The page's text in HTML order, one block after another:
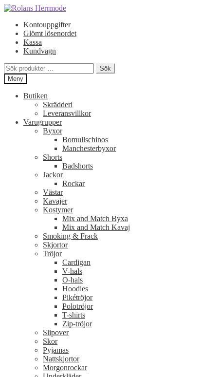
Hoppa
navigering
Hoppa
innehållKontouppgifter
Glömt lösenordet
Kassa
Kundvagn
Sök
efter:
Sök
Meny
Butiken
Skrädderi
Leveransvillkor
Varugrupper
Byxor
Bomullschinos
Manchesterbyxor
Shorts
Badshorts
Jackor
Rockar
Västar
Kavajer
Kostymer
Mix and Match Byxa
Mix and Match Kavaj
Smoking & Frack
Skjortor
Tröjor
Cardigan
V-hals
O-hals
Hoodies
Pikétröjor
Polotröjor
T-shirts
Zip-tröjor
Slipover
Skor
Pyjamas
Nattskjortor
Morgonrockar